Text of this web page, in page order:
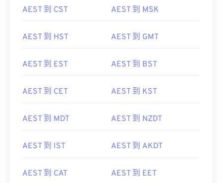
AEST 到 CST AEST 到 MSK
AEST 到 HST AEST 到 GMT
AEST 到 EST AEST 到 BST
AEST 到 CET AEST 到 KST
AEST 到 MDT AEST 到 NZDT
AEST 到 IST AEST 到 AKDT
AEST 到 CAT AEST 到 EET